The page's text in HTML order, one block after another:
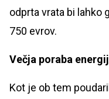
odprta vrata bi lahko
750 evrov.
Večja poraba
Kot je ob tem